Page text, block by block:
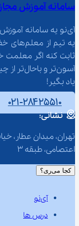
سامانه آموزش
آی‌نو یه سامانه
یه تیم
ثابت کنه اگر
یاد بگیر!
۰۲۱-۲۸۴۲۵۵۱۰
نشانی:
اعتصامی، طبقه 3
کجا می‌ری؟
آی‌نو
درس ها